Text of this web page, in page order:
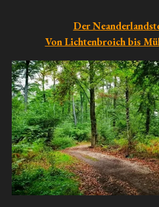
Der
Von Lichtenbroich bis